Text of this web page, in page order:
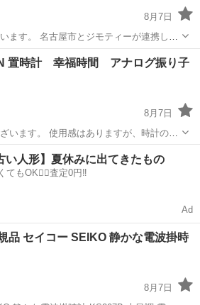
8月7日
ーが連携して
の減量を⽬的にまだ使えるものをリユー
リユース
置時計 幸福時間 アナログ振り子
8月7日
います。 使用感はありますが、時計の動
です。 多少の汚
はとても良い感じで、細かい所まで表現
CITIZEN
い人形】夏休みに出てきたもの
てもOK🙆‍♀️査定0円‼️
Ad
品 セイコー SEIKO 静かな電波掛時
8月7日